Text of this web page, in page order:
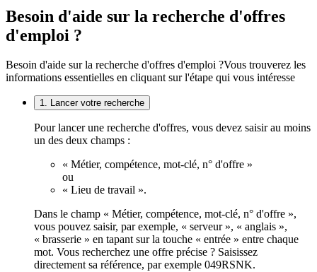
Besoin d'aide sur la recherche d'offres
d'emploi ?
Besoin d'aide sur la recherche d'offres d'emploi ?Vous trouverez les
informations essentielles en cliquant sur l'étape qui vous intéresse
1. Lancer votre recherche
Pour lancer une recherche d'offres, vous devez saisir au moins
un des deux champs :
« Métier, compétence, mot-clé, n° d'offre »
ou
« Lieu de travail ».
Dans le champ « Métier, compétence, mot-clé, n° d'offre »,
vous pouvez saisir, par exemple, « serveur », « anglais »,
« brasserie » en tapant sur la touche « entrée » entre chaque
mot. Vous recherchez une offre précise ? Saisissez
directement sa référence, par exemple 049RSNK.